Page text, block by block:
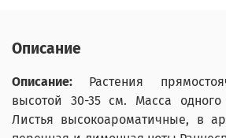
Описание
Описание: Растения
высотой 30-35 см. Масса одного
Листья высокоароматичные, в